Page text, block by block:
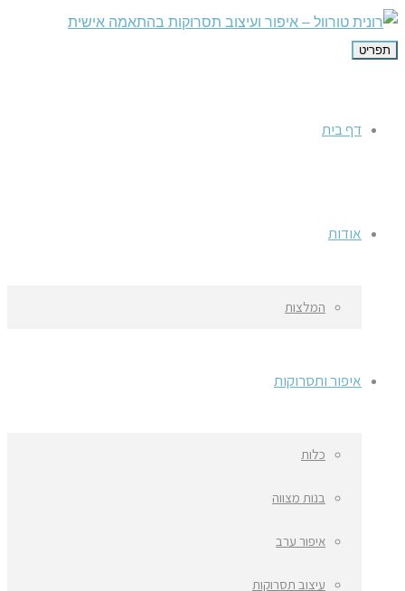
תפריט
דף בית
אודות
המלצות
איפור ותסרוקות
כלות
בנות מצווה
איפור ערב
עיצוב תסרוקות